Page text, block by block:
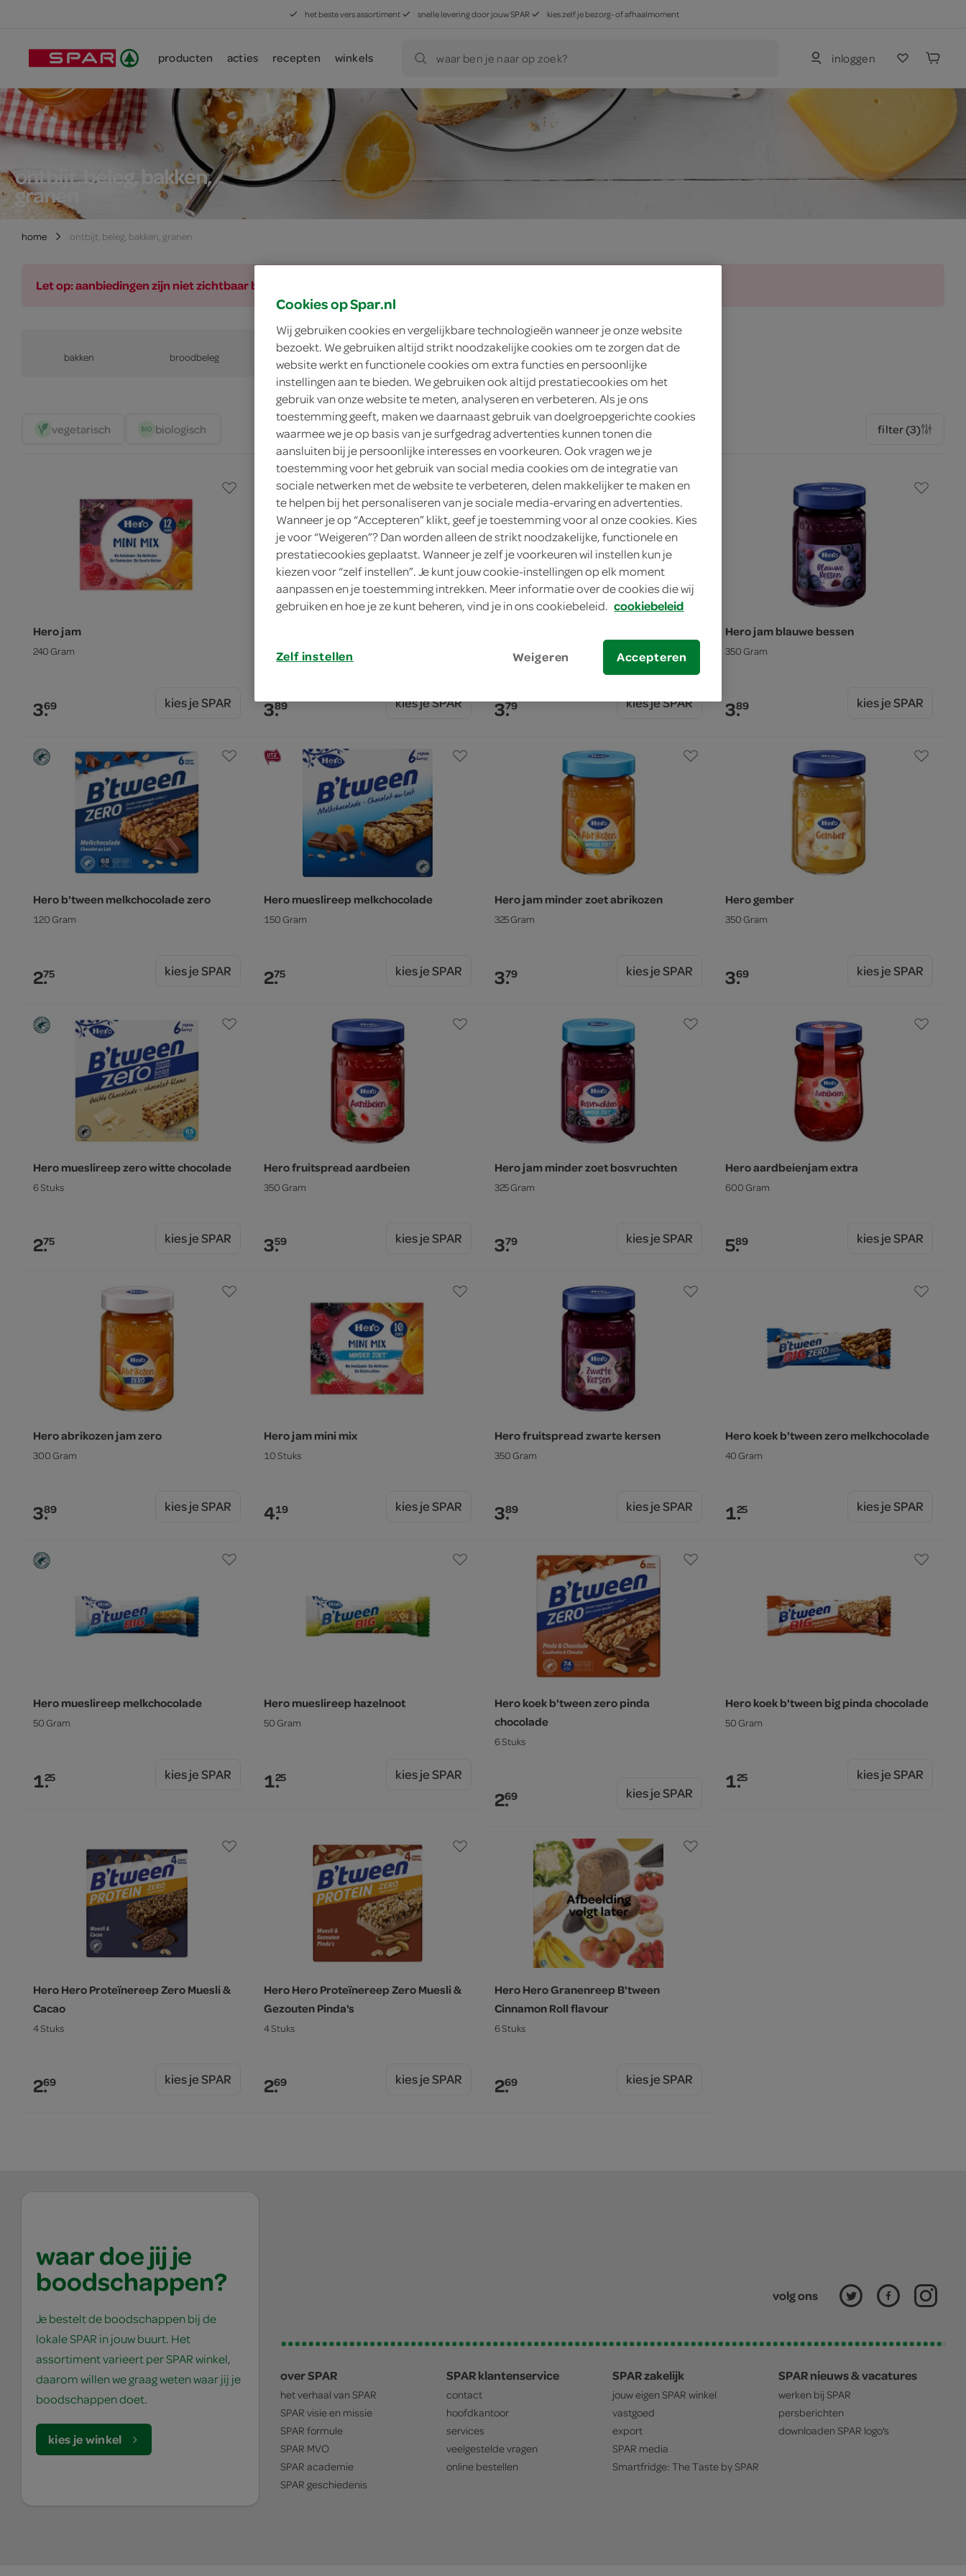
het beste vers assortiment snelle levering door jouw SPAR kies zelf je bezorg- of afhaalmoment
producten acties recepten winkels waar ben je naar op zoek? inloggen
ontbijt, beleg, bakken,
granen
home ontbijt, beleg, bakken, granen
Let op: aanbiedingen zijn niet zichtbaar bij de producten, maar worden wél automatisch verwerkt in de winkelmand.
bakken broodbeleg ontbijtgranen
beschuit, crackers,
rijstwafels
ontbijtkoek, roggebrood
vegetarisch biologisch filter (3)
Hero jam
240 Gram
3.69 kies je SPAR
300 Gram
3.89 kies je SPAR
325 Gram
3.79 kies je SPAR
Hero jam blauwe bessen
350 Gram
3.89 kies je SPAR
Hero b'tween melkchocolade zero
120 Gram
2.75 kies je SPAR
Hero mueslireep melkchocolade
150 Gram
2.75 kies je SPAR
Hero jam minder zoet abrikozen
325 Gram
3.79 kies je SPAR
Hero gember
350 Gram
3.69 kies je SPAR
Hero mueslireep zero witte chocolade
6 Stuks
2.75 kies je SPAR
Hero fruitspread aardbeien
350 Gram
3.59 kies je SPAR
Hero jam minder zoet bosvruchten
325 Gram
3.79 kies je SPAR
Hero aardbeienjam extra
600 Gram
5.89 kies je SPAR
Hero abrikozen jam zero
300 Gram
3.89 kies je SPAR
Hero jam mini mix
10 Stuks
4.19 kies je SPAR
Hero fruitspread zwarte kersen
350 Gram
3.89 kies je SPAR
Hero koek b'tween zero melkchocolade
40 Gram
1.25 kies je SPAR
Hero mueslireep melkchocolade
50 Gram
1.25 kies je SPAR
Hero mueslireep hazelnoot
50 Gram
1.25 kies je SPAR
Hero koek b'tween zero pinda
chocolade
6 Stuks
2.69 kies je SPAR
Hero koek b'tween big pinda chocolade
50 Gram
1.25 kies je SPAR
Hero Hero Proteïnereep Zero Muesli &
Cacao
4 Stuks
2.69 kies je SPAR
Hero Hero Proteïnereep Zero Muesli &
Gezouten Pinda's
4 Stuks
2.69 kies je SPAR
Hero Hero Granenreep B'tween
Cinnamon Roll flavour
6 Stuks
2.69 kies je SPAR
waar doe jij je
boodschappen?
Je bestelt de boodschappen bij de
lokale SPAR in jouw buurt. Het
assortiment varieert per SPAR winkel,
daarom willen we graag weten waar jij je
boodschappen doet.
kies je winkel
volg ons
over SPAR
het verhaal van SPAR
SPAR visie en missie
SPAR formule
SPAR MVO
SPAR academie
SPAR geschiedenis
SPAR klantenservice
contact
hoofdkantoor
services
veelgestelde vragen
online bestellen
SPAR zakelijk
jouw eigen SPAR winkel
vastgoed
export
SPAR media
Smartfridge: The Taste bySPAR
SPAR nieuws & vacatures
werken bij SPAR
persberichten
downloaden SPAR logo's
Cookies op Spar.nl
Wij gebruiken cookies en vergelijkbare technologieën wanneer je onze website
bezoekt. We gebruiken altijd strikt noodzakelijke cookies om te zorgen dat de
website werkt en functionele cookies om extra functies en persoonlijke
instellingen aan te bieden. We gebruiken ook altijd prestatiecookies om het
gebruik van onze website te meten, analyseren en verbeteren. Als je ons
toestemming geeft, maken we daarnaast gebruik van doelgroepgerichte cookies
waarmee we je op basis van je surfgedrag advertenties kunnen tonen die
aansluiten bij je persoonlijke interesses en voorkeuren. Ook vragen we je
toestemming voor het gebruik van social media cookies om de integratie van
sociale netwerken met de website te verbeteren, delen makkelijker te maken en
te helpen bij het personaliseren van je sociale media-ervaring en advertenties.
Wanneer je op “Accepteren” klikt, geef je toestemming voor al onze cookies. Kies
je voor “Weigeren”? Dan worden alleen de strikt noodzakelijke, functionele en
prestatiecookies geplaatst. Wanneer je zelf je voorkeuren wil instellen kun je
kiezen voor “zelf instellen”. Je kunt jouw cookie-instellingen op elk moment
aanpassen en je toestemming intrekken. Meer informatie over de cookies die wij
gebruiken en hoe je ze kunt beheren, vind je in ons cookiebeleid. cookiebeleid
Zelf instellen Weigeren Accepteren